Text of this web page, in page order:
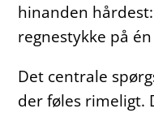
hinanden
regnestykke på én
Det centrale
der føles rimeligt.